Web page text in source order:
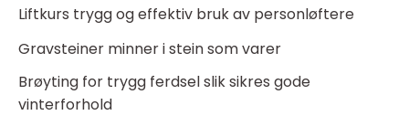
Liftkurs trygg og effektiv bruk av personløftere
Gravsteiner minner i stein som varer
Brøyting for trygg ferdsel slik sikres gode
vinterforhold